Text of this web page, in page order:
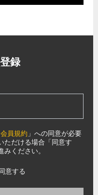
録
員規約 」への同意が必要
ただける場合「同意す
ください。
意する